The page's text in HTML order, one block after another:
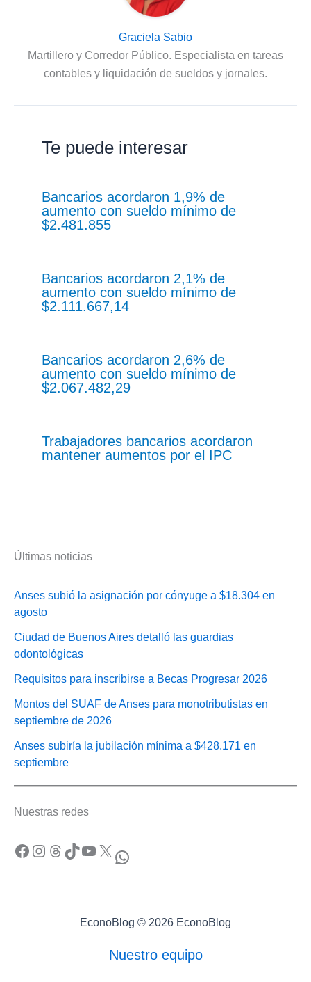
Graciela Sabio
Martillero y Corredor Público. Especialista en tareas
contables y liquidación de sueldos y jornales.
Te puede interesar
Bancarios acordaron 1,9% de
aumento con sueldo mínimo de
$2.481.855
Bancarios acordaron 2,1% de
aumento con sueldo mínimo de
$2.111.667,14
Bancarios acordaron 2,6% de
aumento con sueldo mínimo de
$2.067.482,29
Trabajadores bancarios acordaron
mantener aumentos por el IPC
Últimas noticias
Anses subió la asignación por cónyuge a $18.304 en
agosto
Ciudad de Buenos Aires detalló las guardias
odontológicas
Requisitos para inscribirse a Becas Progresar 2026
Montos del SUAF de Anses para monotributistas en
septiembre de 2026
Anses subiría la jubilación mínima a $428.171 en
septiembre
Nuestras redes
Facebook Instagram Threads TikTok YouTube X WhatsApp
EconoBlog © 2026 EconoBlog
Nuestro equipo